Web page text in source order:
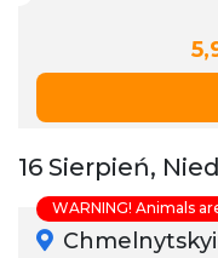
16 Sierpień,
WARNING! Animals